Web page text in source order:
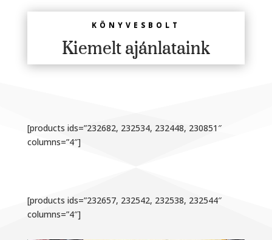
KÖNYVESBOLT
Kiemelt ajánlataink
[products ids=”232682, 232534, 232448, 230851″
columns=”4″]
[products ids=”232657, 232542, 232538, 232544″
columns=”4″]